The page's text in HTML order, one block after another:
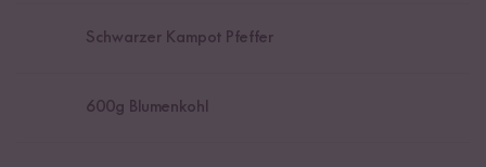
Schwarzer Kampot Pfeffer
600g Blumenkohl